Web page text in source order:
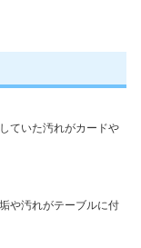
ていた汚れがカードや
や汚れがテーブルに付